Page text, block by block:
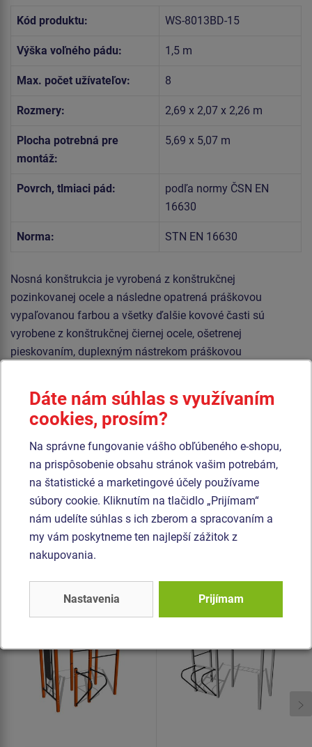
Kód produktu: WS-8013BD-15
Výška voľného pádu: 1,5 m
Max. počet užívateľov: 8
Rozmery: 2,69 x 2,07 x 2,26 m
Plocha potrebná pre
montáž:
5,69 x 5,07 m
Povrch, tlmiaci pád:
podľa normy ČSN EN
16630
Norma: STN EN 16630
Nosná konštrukcia je vyrobená z konštrukčnej
pozinkovanej ocele a následne opatrená práškovou
vypaľovanou farbou a všetky ďalšie kovové časti sú
vyrobene z konštrukčnej čiernej ocele, ošetrenej
pieskovaním, duplexným nástrekom práškovou
vyrobené z vysoko kvalitného plastu HDPE (celoprefarbený
polyetylén s vysokou hustotou, ktorýsa vyznačuje vysokou
farebnou stálosťou, odolnou proti UV žiareniu a hlavne
bezpečnosťou, pretože je nelámavý a nehrozí tak žiadne
nebezpečné zranenie ostrými úlomkami). Všetok spojovací
materiál je pozinkovaný alebo nerezový.
Podobnýtovar
Street workoutová
Street workoutová
Dáte nám súhlas s využívaním
cookies, prosím?
Na správne fungovanie vášho obľúbeného e-shopu,
na prispôsobenie obsahu stránok vašim potrebám,
na štatistické a marketingové účely používame
súbory cookie. Kliknutím na tlačidlo „Prijímam“
nám udelíte súhlas s ich zberom a spracovaním a
my vám poskytneme ten najlepší zážitok z
nakupovania.
Nastavenia Prijímam